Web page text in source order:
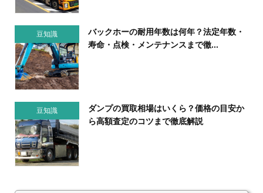
豆知識
バックホーの耐用年数は何年？法定年数・
寿命・点検・メンテナンスまで徹...
豆知識
ダンプの買取相場はいくら？価格の目安か
ら高額査定のコツまで徹底解説